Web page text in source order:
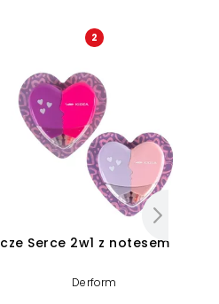
2
Serce 2w1 z notesem Kidea,
Derform